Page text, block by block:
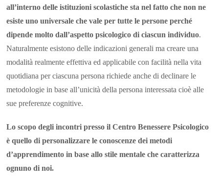
all’interno delle istituzioni scolastiche sta nel fatto che non ne
esiste uno universale che vale per tutte le persone perché
dipende molto dall’aspetto psicologico di ciascun individuo.
Naturalmente esistono delle indicazioni generali ma creare una
modalità realmente effettiva ed applicabile con facilità nella vita
quotidiana per ciascuna persona richiede anche di declinare le
metodologie in base all’unicità della persona interessata cioè alle
sue preferenze cognitive.
Lo scopo degli incontri presso il Centro Benessere Psicologico
è quello di personalizzare le conoscenze dei metodi
d’apprendimento in base allo stile mentale che caratterizza
ognuno di noi.